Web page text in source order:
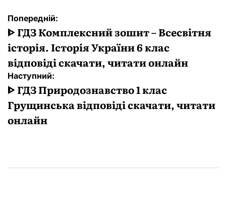
Навігація
записів
Попередній:
ᐈ ГДЗ Комплексний зошит – Всесвітня
історія. Історія України 6 клас
відповіді скачати, читати онлайн
Наступний:
ᐈ ГДЗ Природознавство 1 клас
Грущинська відповіді скачати, читати
онлайн